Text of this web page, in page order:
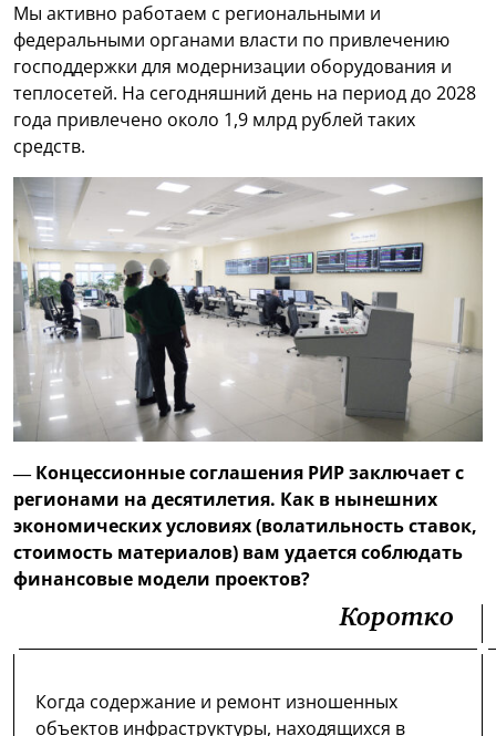
Мы активно работаем с региональными и
федеральными органами власти по привлечению
господдержки для модернизации оборудования и
теплосетей. На сегодняшний день на период до 2028
года привлечено около 1,9 млрд рублей таких
средств.
— Концессионные соглашения РИР заключает с
регионами на десятилетия. Как в нынешних
экономических условиях (волатильность ставок,
стоимость материалов) вам удается соблюдать
финансовые модели проектов?
Когда содержание и ремонт изношенных
объектов инфраструктуры, находящихся в
Коротко